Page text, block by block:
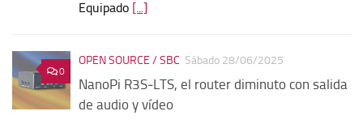
Equipado [...]
0
OPEN SOURCE / SBC Sábado 28/06/2025
NanoPi R3S‑LTS, el router diminuto con salida
de audio y vídeo